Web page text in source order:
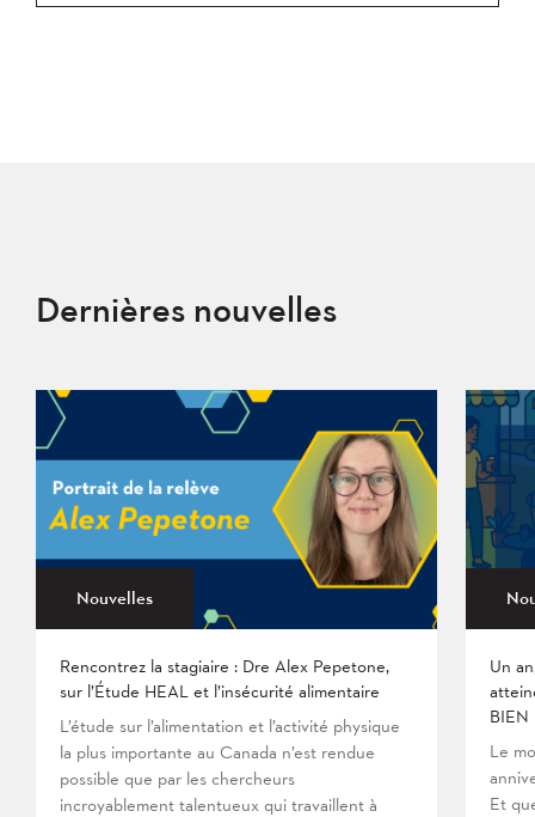
Dernières nouvelles
Nouvelles
Rencontrez la stagiaire : Dre Alex Pepetone,
sur l’Étude HEAL et l’insécurité alimentaire
L’étude sur l’alimentation et l’activité physique
la plus importante au Canada n’est rendue
possible que par les chercheurs
incroyablement talentueux qui travaillent à
Un
BIEN
Le
Et